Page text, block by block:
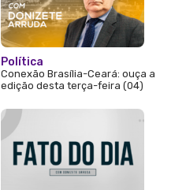
Política
Conexão Brasília-Ceará: ouça a
edição desta terça-feira (04)